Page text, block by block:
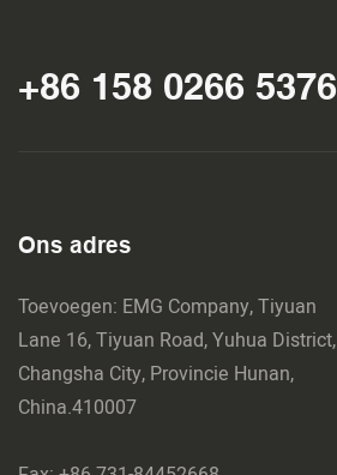
+86 158 0266 5376
Ons adres
Toevoegen: EMG Company, Tiyuan
Lane 16, Tiyuan Road, Yuhua District,
Changsha City, Provincie Hunan,
China.410007